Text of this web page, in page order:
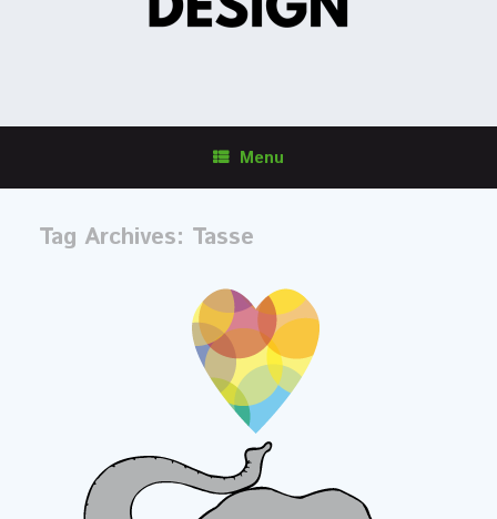
Menu
Tag Archives: Tasse